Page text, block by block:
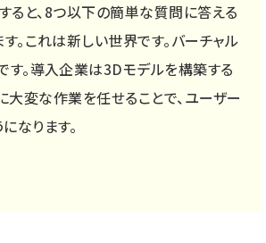
と、8つ以下の簡単な質問に答える
。これは新しい世界です。バーチャル
す。導入企業は3Dモデルを構築する
大変な作業を任せることで、ユーザー
なります。